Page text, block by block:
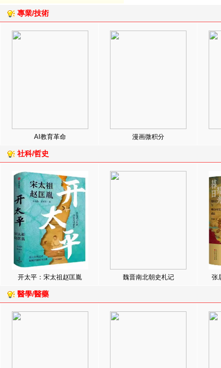
專業/技術
AI教育革命 漫画微积分
社科/哲史
开太平：宋太祖赵匡胤 魏晋南北朝史札记 张
醫學/醫藥